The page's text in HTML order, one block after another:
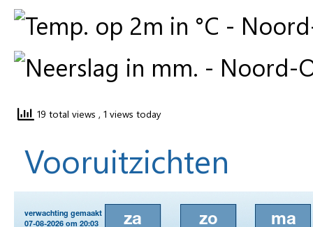
19 total views , 1 views today
Vooruitzichten